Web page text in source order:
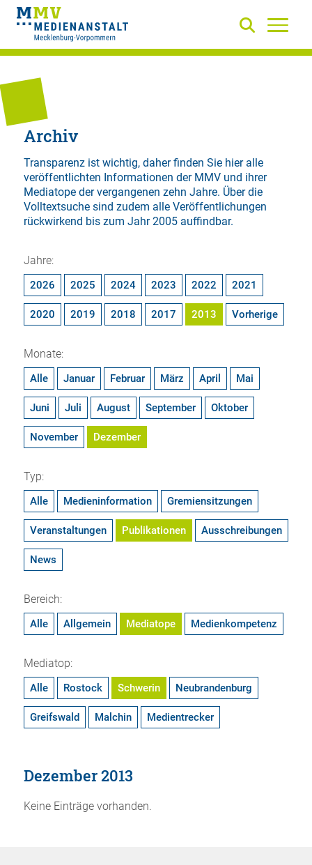
Archiv
Transparenz ist wichtig, daher finden Sie hier alle
veröffentlichten Informationen der MMV und ihrer
Mediatope der vergangenen zehn Jahre. Über die
Volltextsuchesind zudem alle Veröffentlichungen
rückwirkend bis zum Jahr 2005 auffindbar.
Jahre:
2026 2025 2024 2023 2022 2021
2020 2019 2018 2017 2013 Vorherige
Monate:
Alle Januar Februar März April Mai
Juni Juli August September Oktober
November Dezember
Typ:
Alle Medieninformation Gremiensitzungen
Veranstaltungen Publikationen Ausschreibungen
News
Bereich:
Alle Allgemein Mediatope Medienkompetenz
Mediatop:
Alle Rostock Schwerin Neubrandenburg
Greifswald Malchin Medientrecker
Dezember 2013
Keine Einträge vorhanden.